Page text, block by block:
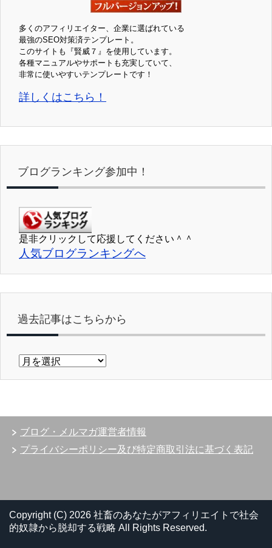
多くのアフィリエイター、企業に選ばれている
最強のSEO対策済テンプレート。
このサイトも『賢威７』を使用しています。
各種マニュアルやサポートも充実していて、
非常に使いやすいテンプレートです！
詳しくはこちら！
ブログランキング参加中！
是非クリックして応援してください＾＾
人気ブログランキングへ
過去記事はこちらから
過
ち
ら
ブログ・メルマガ運営者情報
プライバシーポリシー及び特定商取引法に基づく表記
Copyright (C) 2026 社畜のあなたがアフィリエイトで社会
的奴隷から脱却する戦略 All Rights Reserved.